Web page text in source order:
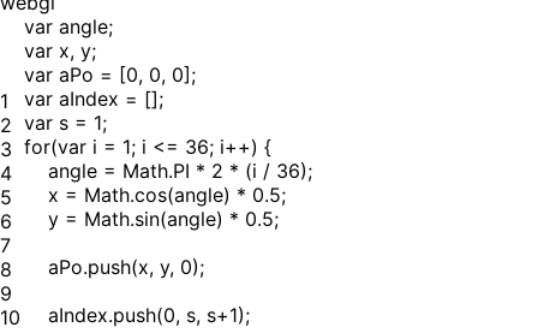
1
2
3
4
5
6
7
8
9
10
var angle;
var x, y;
var aPo = [0, 0, 0];
var aIndex = [];
var s = 1;
for(var i = 1; i <= 36; i++) {
angle = Math.PI * 2 * (i / 36);
x = Math.cos(angle) * 0.5;
y = Math.sin(angle) * 0.5;
aPo.push(x, y, 0);
aIndex.push(0, s, s+1);